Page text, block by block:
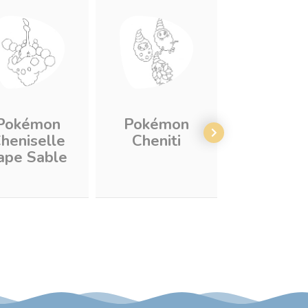
Sable
Pokémon
Cheniti